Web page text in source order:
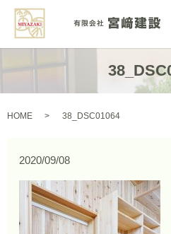
HOME 38_DSC01064
2020/09/08